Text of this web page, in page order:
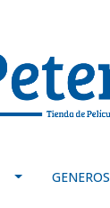
GENEROS